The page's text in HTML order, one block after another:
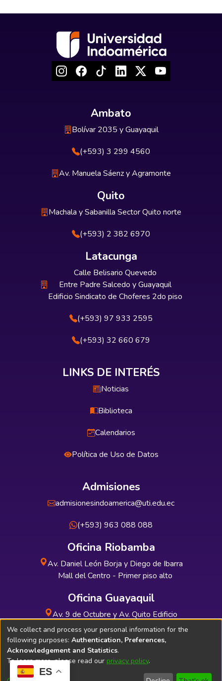
ES
Ambato
Bolívar 2035 y Guayaquil
(+593) 3 299 4560
Av. Manuela Sáenz y Agramonte
Quito
Machala y Sabanilla Sector Quito norte
(+593) 2 382 6970
Latacunga
Calle Belisario Quevedo
Entre Padre Salcedo y Guayaquil
Edificio Sindicato de Choferes 2do piso
(+593) 97 933 2595
(+593) 32 660 679
LINKS DE INTERÉS
Noticias
Biblioteca
Calendarios
Política de Uso de Datos
Admisiones
admisionesindoamerica@uti.edu.ec
(+593) 963 088 088
Oficina Riobamba
Av. Daniel León Borja y Diego de Ibarra
Mall del Centro - Primer piso alto
Oficina Guayaquil
Av. 9 de Octubre y Av. Quito Edificio
INDUAUTO - Planta baja
Soporte Técnico Bibliolatino.com
We collect and process your personal information for the
following purposes: Authentication, Preferences,
Acknowledgement and Statistics.
To learn more, please read our privacy policy.